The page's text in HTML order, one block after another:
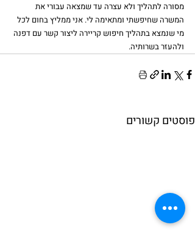
מסורה לתהליך ולא עצרה עד שמצאה עבורי את
המשרה שחיפשתי ומתאימה לי. אני ממליץ בחום לכל
מי שנמצא בתהליך חיפוש קריירה ליצור קשר עם דפנה
ולהעזר בשרותיה.
פוסטים קשורים